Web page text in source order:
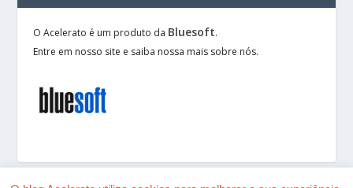
O Acelerato é um produto da Bluesoft.
Entre em nosso site e saiba nossa mais sobre nós.